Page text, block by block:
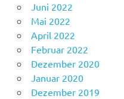
Juni 2022
Mai 2022
April 2022
Februar 2022
Dezember 2020
Januar 2020
Dezember 2019